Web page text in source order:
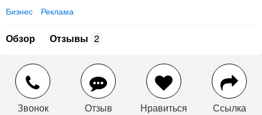
Бизнес Реклама
Обзор Отзывы 2
Звонок Отзыв Нравиться Ссылка